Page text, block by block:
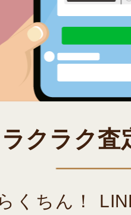
ラクラク査
くちん！